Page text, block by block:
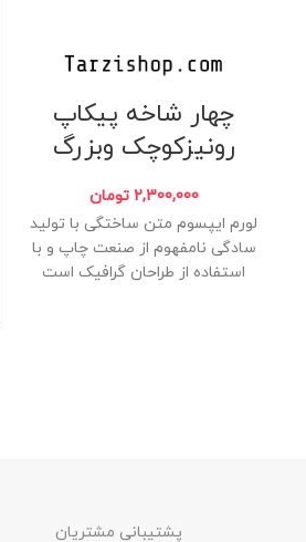
چهار شاخه پیکاپ
رونیزکوچک وبزرگ
2,300,000 تومان
لورم ایپسوم متن ساختگی با تولید
سادگی نامفهوم از صنعت چاپ و با
استفاده از طراحان گرافیک است
پشتیبانی مشتریان